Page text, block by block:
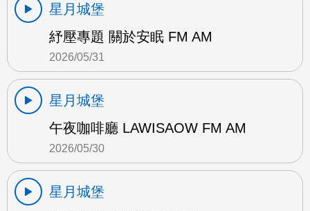
星月城堡
紓壓專題 關於安眠 FM AM
2026/05/31
星月城堡
午夜咖啡廳 LAWISAOW FM AM
2026/05/30
星月城堡